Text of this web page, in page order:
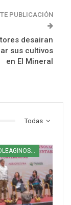
PUBLICACIÓN
desairan
sus cultivos
en El Mineral
Todas
GRANOS Y OLEAGINOSAS